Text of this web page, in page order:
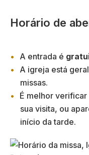
Horário de
A entrada é
A igreja está
missas.
É melhor
sua visita, ou
início da tarde.